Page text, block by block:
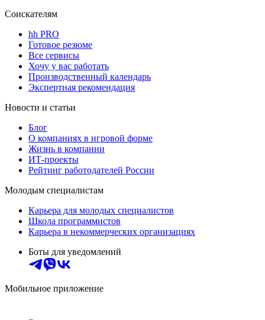
Соискателям
hh PRO
Готовое резюме
Все сервисы
Хочу у вас работать
Производственный календарь
Экспертная рекомендация
Новости и статьи
Блог
О компаниях в игровой форме
Жизнь в компании
ИТ-проекты
Рейтинг работодателей России
Молодым специалистам
Карьера для молодых специалистов
Школа программистов
Карьера в некоммерческих организациях
Боты для уведомлений
Мобильное приложение